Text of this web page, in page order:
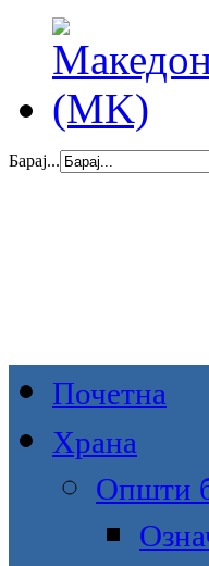
Барај...
Почетна
Храна
Општи